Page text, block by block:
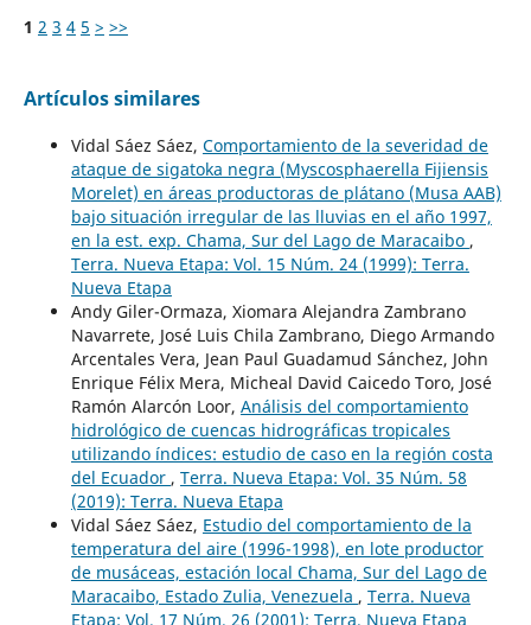
1 2 3 4 5 > >>
Artículos similares
Vidal Sáez Sáez, Comportamiento de la severidad de
ataque de sigatoka negra (Myscosphaerella Fijiensis
Morelet) en áreas productoras de plátano (Musa AAB)
bajo situación irregular de las lluvias en el año 1997,
en la est. exp. Chama, Sur del Lago de Maracaibo ,
Terra. Nueva Etapa: Vol. 15 Núm. 24 (1999): Terra.
Nueva Etapa
Andy Giler-Ormaza, Xiomara Alejandra Zambrano
Navarrete, José Luis Chila Zambrano, Diego Armando
Arcentales Vera, Jean Paul Guadamud Sánchez, John
Enrique Félix Mera, Micheal David Caicedo Toro, José
Ramón Alarcón Loor, Análisis del comportamiento
hidrológico de cuencas hidrográficas tropicales
utilizando índices: estudio de caso en la región costa
del Ecuador , Terra. Nueva Etapa: Vol. 35 Núm. 58
(2019): Terra. Nueva Etapa
Vidal Sáez Sáez, Estudio del comportamiento de la
temperatura del aire (1996-1998), en lote productor
de musáceas, estación local Chama, Sur del Lago de
Maracaibo, Estado Zulia, Venezuela , Terra. Nueva
Etapa: Vol. 17 Núm. 26 (2001): Terra. Nueva Etapa